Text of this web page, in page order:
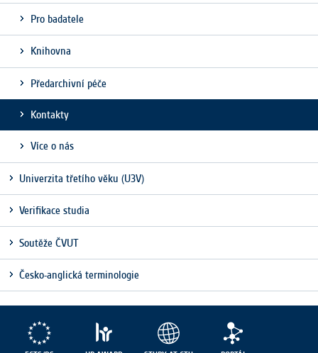
Pro badatele
Knihovna
Předarchivní péče
Kontakty
Více o nás
Univerzita třetího věku (U3V)
Verifikace studia
Soutěže ČVUT
Česko-anglická terminologie